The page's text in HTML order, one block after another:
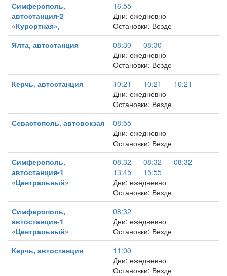
Симферополь,
автостанция-2
«Курортная»,
16:55
Дни: ежедневно
Остановки: Везде
Ялта, автостанция
08:30
08:30
Дни: ежедневно
Остановки: Везде
Керчь, автостанция
10:21 10:21
10:21
Дни: ежедневно
Остановки: Везде
Севастополь, автовокзал
08:55
Дни: ежедневно
Остановки: Везде
Симферополь,
автостанция-1
«Центральный»
08:32 08:32
08:32
13:45
15:55
Дни: ежедневно
Остановки: Везде
Симферополь,
автостанция-1
«Центральный»
08:32
Дни: ежедневно
Остановки: Везде
Керчь, автостанция
11:00
Дни: ежедневно
Остановки: Везде